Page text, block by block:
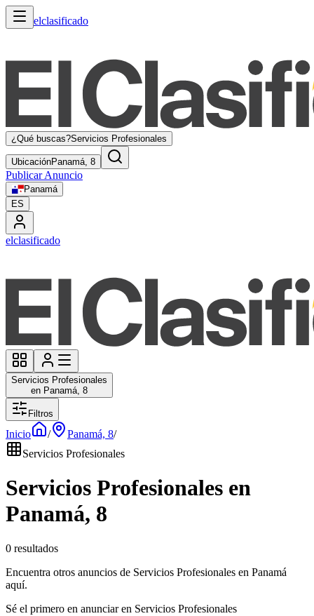
elclasificado
¿Qué buscas?Servicios Profesionales
UbicaciónPanamá, 8
Publicar Anuncio
Panamá
ES
elclasificado
Servicios Profesionales
en Panamá, 8
Filtros
Inicio / Panamá, 8/
Servicios Profesionales
Servicios Profesionales en
Panamá, 8
0 resultados
Encuentra otros anuncios de Servicios Profesionales en Panamá
aquí.
Sé el primero en anunciar en Servicios Profesionales